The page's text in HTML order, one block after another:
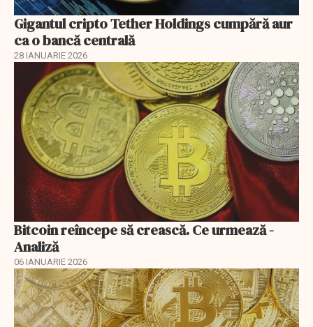
Gigantul cripto Tether Holdings cumpără aur
ca o bancă centrală
28 IANUARIE 2026
Bitcoin reîncepe să crească. Ce urmează -
Analiză
06 IANUARIE 2026